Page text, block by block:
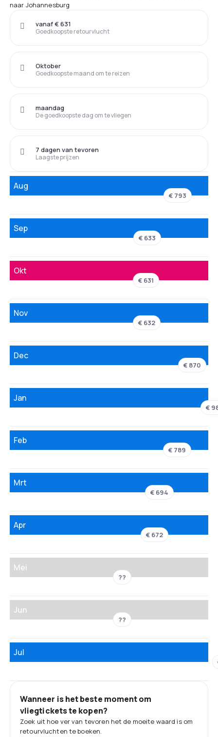
naar Johannesburg
Goedkoopste retourvlucht
vanaf € 631
Goedkoopste maand om te reizen
Oktober
De goedkoopste dag om te vliegen
maandag
Laagste prijzen
7 dagen van tevoren
Aug
€ 793
Sep
€ 633
Okt
€ 631
Nov
€ 632
Dec
€ 870
Jan
€
Feb
€ 789
Mrt
€ 694
Apr
€ 672
Mei
??
Jun
??
Jul
Wanneer is het beste moment om
vliegtickets te kopen?
Zoek uit hoe ver van tevoren het de moeite waard is om
retourvluchten te boeken.